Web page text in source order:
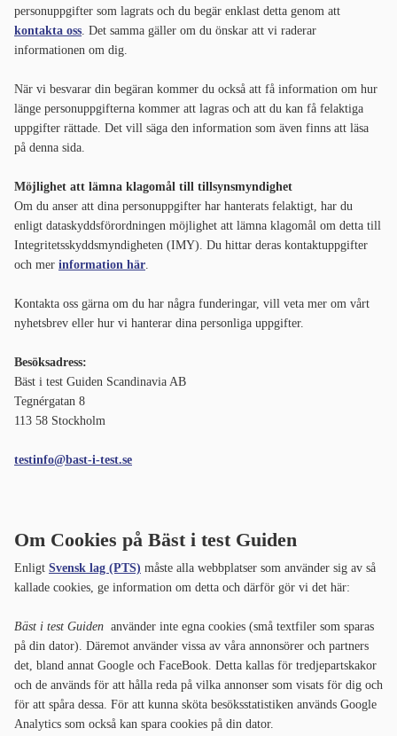
personuppgifter som lagrats och du begär enklast detta genom att
kontakta oss. Det samma gäller om du önskar att vi raderar
informationen om dig.
När vi besvarar din begäran kommer du också att få information om hur
länge personuppgifterna kommer att lagras och att du kan få felaktiga
uppgifter rättade. Det vill säga den information som även finns att läsa
på denna sida.
Möjlighet att lämna klagomål till tillsynsmyndighet
Om du anser att dina personuppgifter har hanterats felaktigt, har du
enligt dataskyddsförordningen möjlighet att lämna klagomål om detta till
Integritetsskyddsmyndigheten (IMY). Du hittar deras kontaktuppgifter
och mer information här.
Kontakta oss gärna om du har några funderingar, vill veta mer om vårt
nyhetsbrev eller hur vi hanterar dina personliga uppgifter.
Besöksadress:
Bäst i test Guiden Scandinavia AB
Tegnérgatan 8
113 58 Stockholm
testinfo@bast-i-test.se
Om Cookies på Bäst i test Guiden
Enligt Svensk lag (PTS) måste alla webbplatser som använder sig av så
kallade cookies, ge information om detta och därför gör vi det här:
Bäst i test Guiden använder inte egna cookies (små textfiler som sparas
på din dator). Däremot använder vissa av våra annonsörer och partners
det, bland annat Google och FaceBook. Detta kallas för tredjepartskakor
och de används för att hålla reda på vilka annonser som visats för dig och
för att spåra dessa. För att kunna sköta besöksstatistiken används Google
Analytics som också kan spara cookies på din dator.